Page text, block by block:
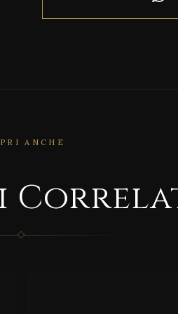
ANCHE
SQUA
RE